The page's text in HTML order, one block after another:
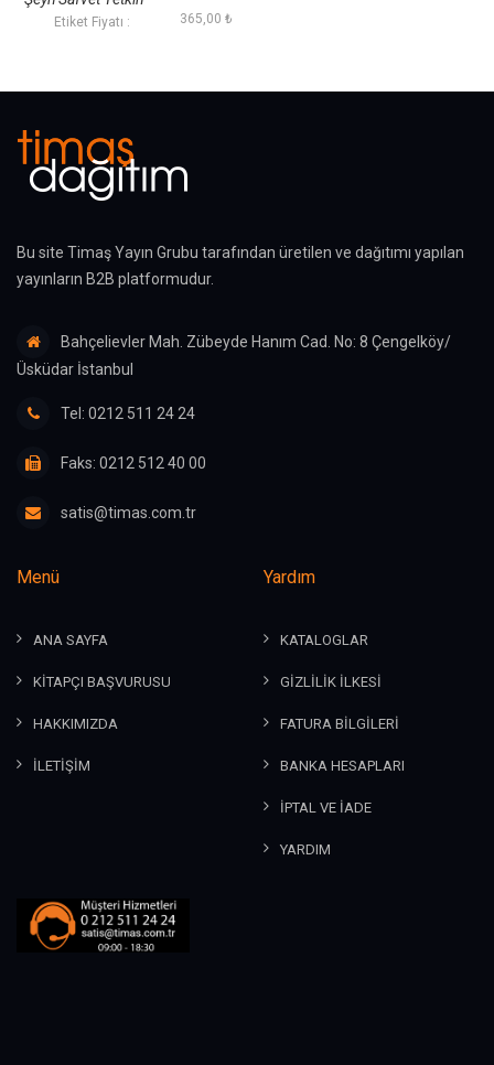
Etiket Fiyatı : 365,00 ₺
Bu site Timaş Yayın Grubu tarafından üretilen ve dağıtımı yapılan
yayınların B2B platformudur.
Bahçelievler Mah. Zübeyde Hanım Cad. No: 8 Çengelköy/
Üsküdar İstanbul
Tel: 0212 511 24 24
Faks: 0212 512 40 00
satis@timas.com.tr
Menü
ANA SAYFA
KİTAPÇI BAŞVURUSU
HAKKIMIZDA
İLETİŞİM
Yardım
KATALOGLAR
GİZLİLİK İLKESİ
FATURA BİLGİLERİ
BANKA HESAPLARI
İPTAL VE İADE
YARDIM